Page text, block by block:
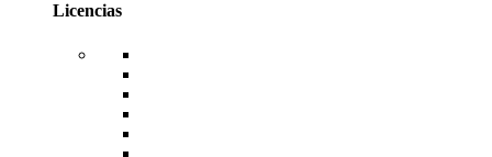
Licencias